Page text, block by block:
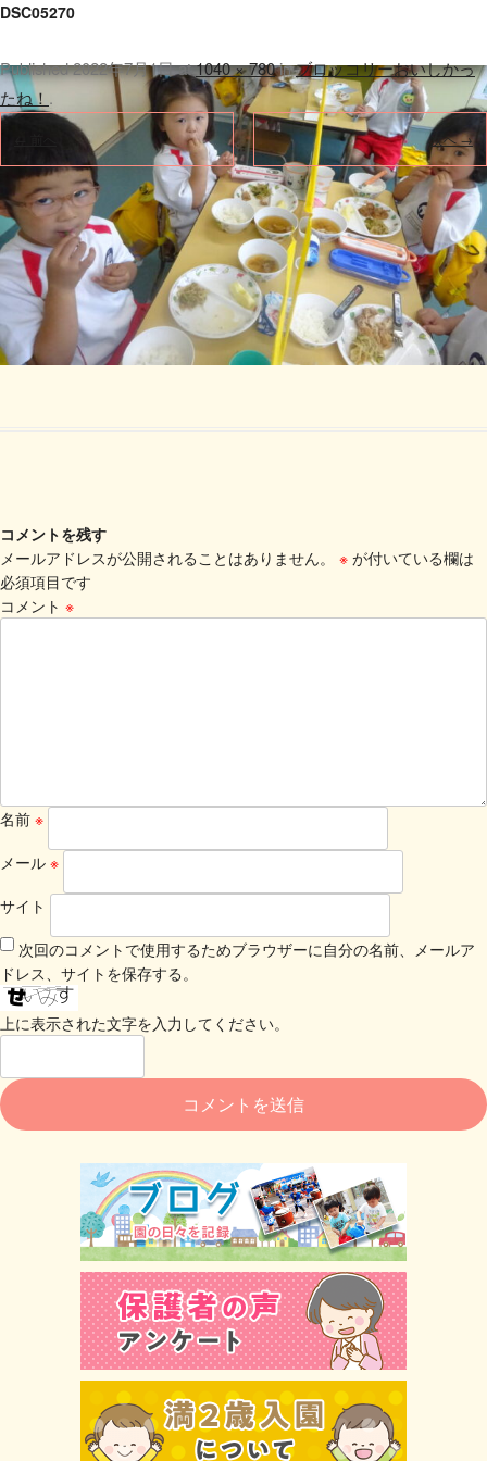
DSC05270
Published2022年7月1日at1040 × 780inブロッコリーおいしかっ
たね！ .
次へ →
コメントを残す
メールアドレスが公開されることはありません。
※ が付いている欄は
必須項目です
コメント ※
名前 ※
メール ※
サイト
次回のコメントで使用するためブラウザーに自分の名前、メールア
ドレス、サイトを保存する。
上に表示された文字を入力してください。